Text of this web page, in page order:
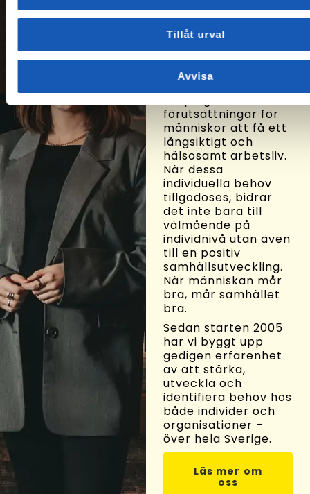
Tillåt urval
Avvisa
socionomer,
sociologer,
hälsovetare och
beteendevetare som
förutsättningar för
människor att få ett
långsiktigt och
hälsosamt arbetsliv.
När dessa
individuella behov
tillgodoses, bidrar
det inte bara till
välmående på
individnivå utan även
till en positiv
samhällsutveckling.
När människan mår
bra, mår samhället
bra.
Sedan starten 2005
har vi byggt upp
gedigen erfarenhet
av att stärka,
utveckla och
identifiera behov hos
både individer och
organisationer –
över hela Sverige.
Läs mer om
oss